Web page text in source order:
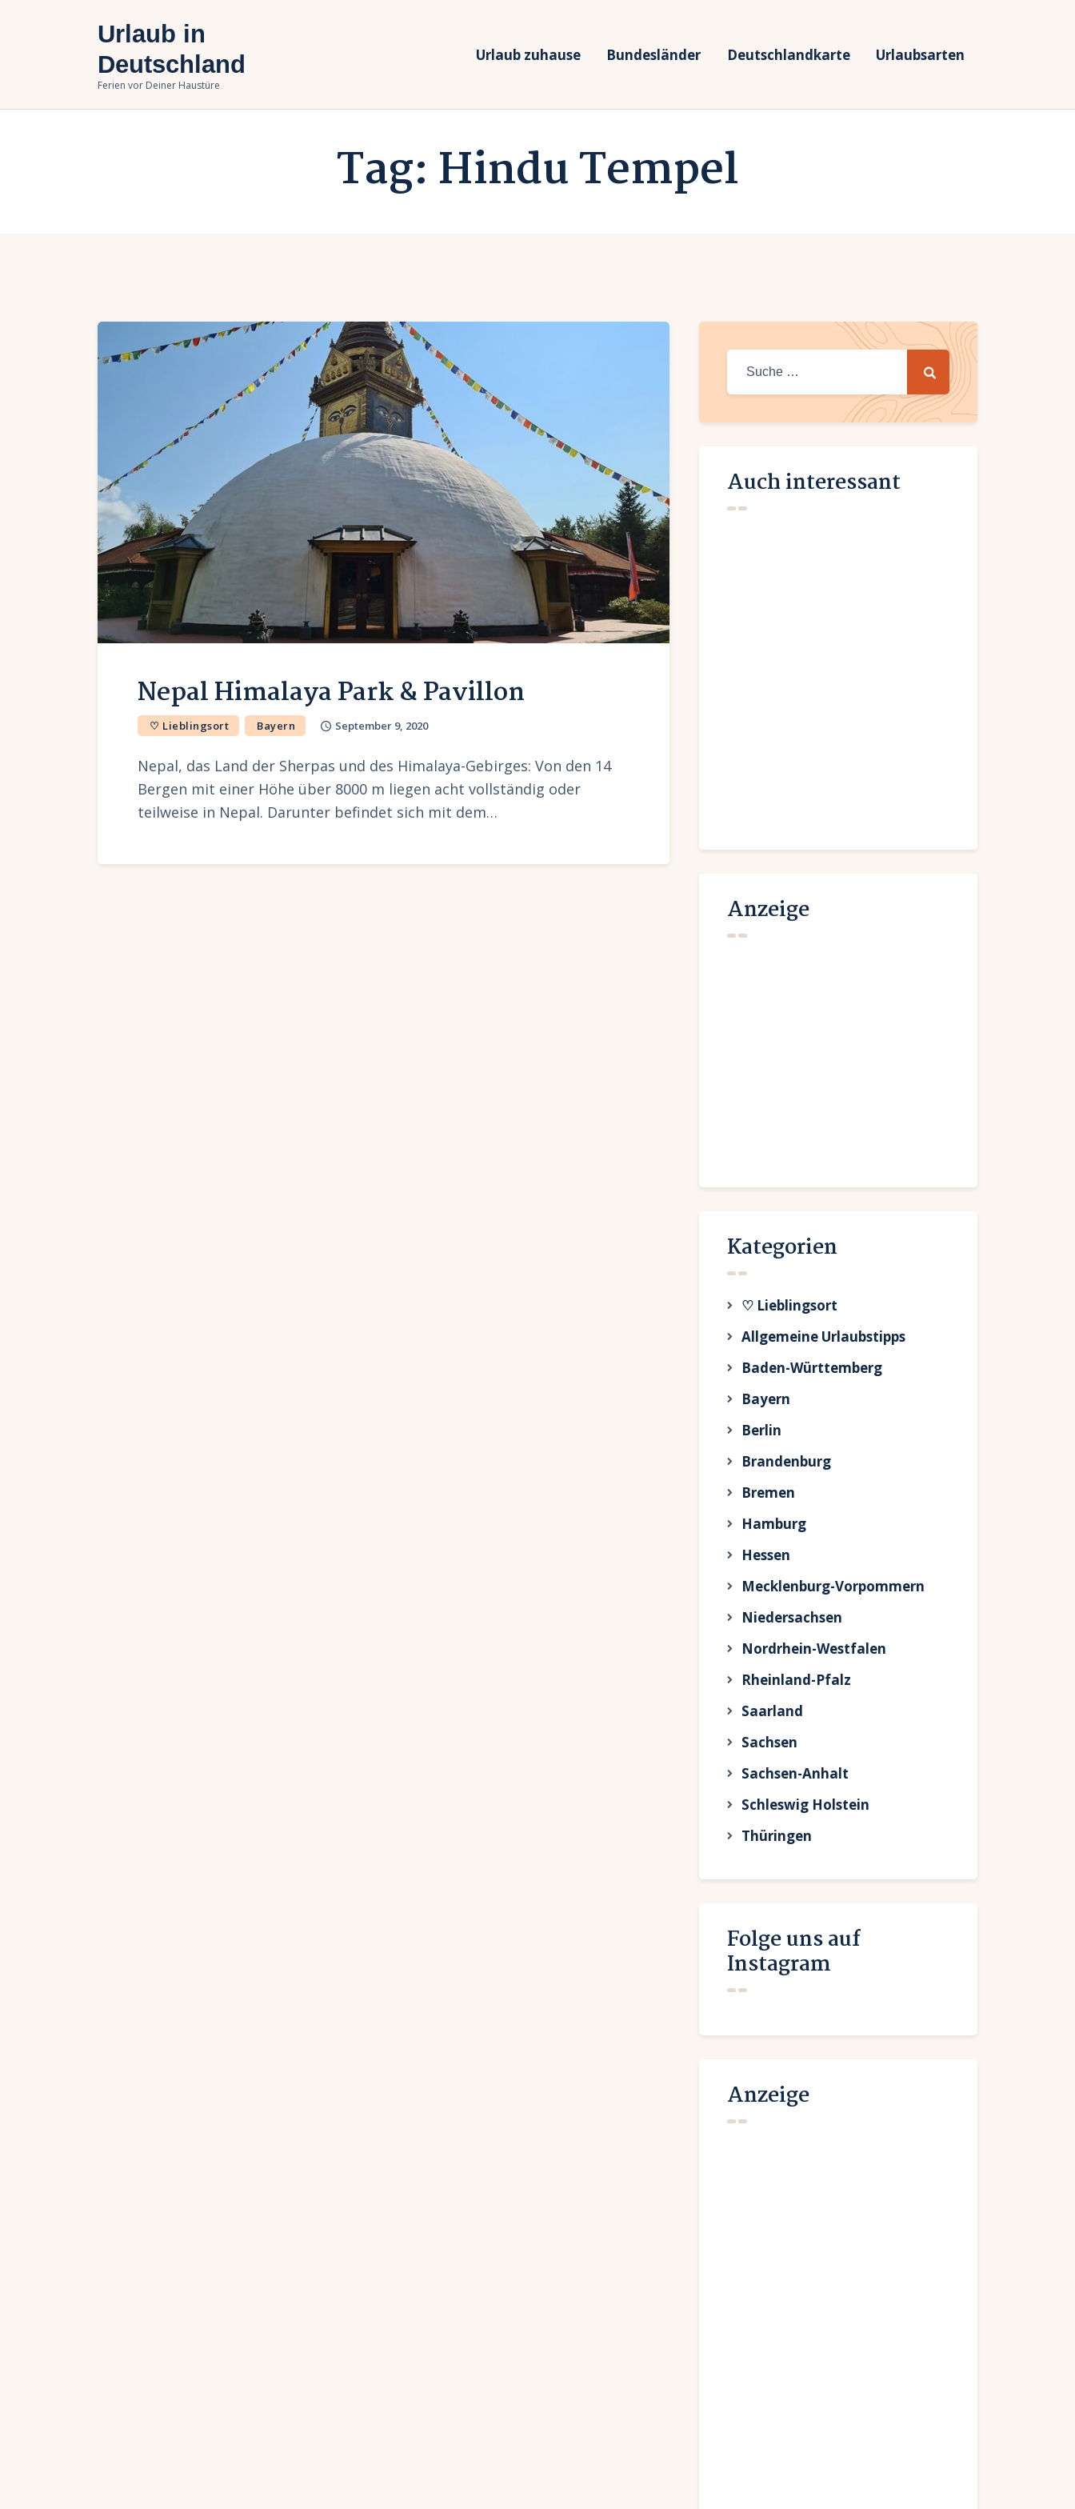
Urlaub in
Deutschland
Ferien vor Deiner Haustüre
Urlaub zuhause Bundesländer Deutschlandkarte Urlaubsarten
Tag: Hindu Tempel
Bundesländer
Urlaubsarten
Nepal Himalaya Park & Pavillon
♡ Lieblingsort Bayern September 9, 2020
Nepal, das Land der Sherpas und des Himalaya-Gebirges: Von den 14
Bergen mit einer Höhe über 8000 m liegen acht vollständig oder
teilweise in Nepal. Darunter befindet sich mit dem…
Auch interessant
Anzeige
Kategorien
♡ Lieblingsort
Allgemeine Urlaubstipps
Baden-Württemberg
Bayern
Berlin
Brandenburg
Bremen
Hamburg
Hessen
Mecklenburg-Vorpommern
Niedersachsen
Nordrhein-Westfalen
Rheinland-Pfalz
Saarland
Sachsen
Sachsen-Anhalt
Schleswig Holstein
Thüringen
Folge uns auf
Instagram
Anzeige